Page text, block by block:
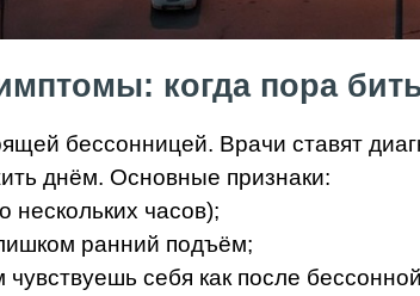
когда пора бить
бессонницей. Врачи ставят
днём. Основные признаки:
нескольких часов);
ранний подъём;
себя как после